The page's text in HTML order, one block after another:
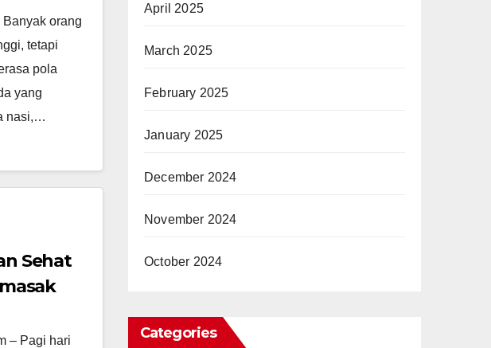
orang
tetapi
pola
yang
nasi,…
Sehat
– Pagi hari
April 2025
March 2025
February 2025
January 2025
December 2024
November 2024
October 2024
Categories